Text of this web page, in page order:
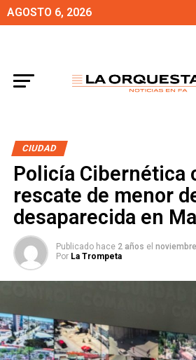
AGOSTO 6, 2026
CIUDAD
Policía Cibernética
rescate de menor
desaparecida en
Publicado hace 2 años el
Por La Trompeta